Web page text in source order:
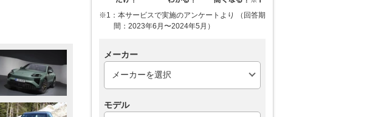
※1：本サービスで実施のアンケートより （回答期
間：2023年6月〜2024年5月）
メーカー
モデル